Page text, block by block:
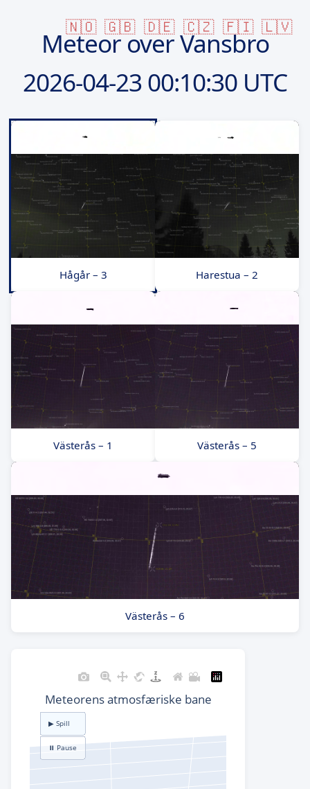
🇳🇴 🇬🇧 🇩🇪 🇨🇿 🇫🇮 🇱🇻
Meteor over Vansbro
2026-04-2300:10:30 UTC
Hågår – 3 Harestua – 2
Västerås – 1 Västerås – 5
Västerås – 6